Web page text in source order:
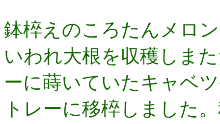
鉢椊えのころたんメロ
いわれ大根を収穫しま
ーに蒔いていたキャベ
トレーに移椊しました